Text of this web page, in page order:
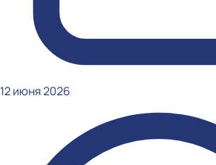
12 июня 2026